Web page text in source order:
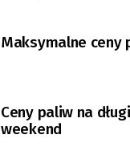
Maksymalne ceny
Ceny paliw na
weekend